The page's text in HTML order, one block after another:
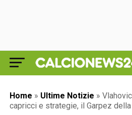
Home » Ultime Notizie »
capricci e strategie, il Garpez della